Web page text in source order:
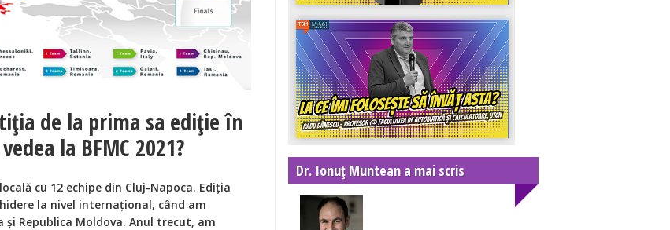
de la prima sa ediție în
la BFMC 2021?
cu 12 echipe din Cluj-Napoca. Ediția
la nivel internațional, când am
și Republica Moldova. Anul trecut, am
Dr. Ionuț Muntean a mai scris